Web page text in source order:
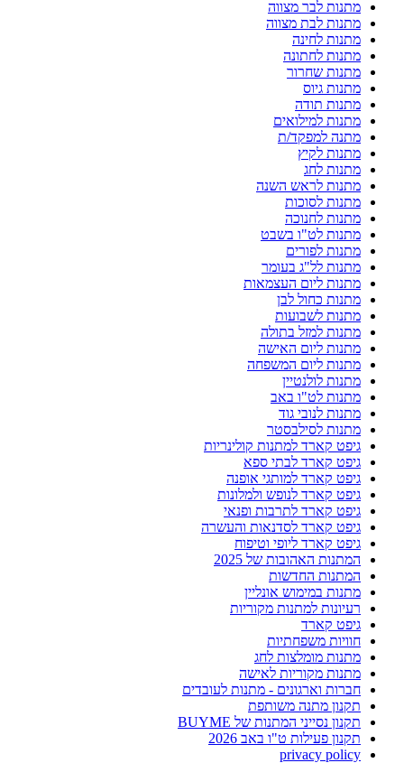
מתנות לבר מצווה
מתנות לבת מצווה
מתנות לחינה
מתנות לחתונה
מתנות שחרור
מתנות גיוס
מתנות תודה
מתנות למילואים
מתנה למפקד/ת
מתנות לקיץ
מתנות לחג
מתנות לראש השנה
מתנות לסוכות
מתנות לחנוכה
מתנות לט"ו בשבט
מתנות לפורים
מתנות לל"ג בעומר
מתנות ליום העצמאות
מתנות כחול לבן
מתנות לשבועות
מתנות למזל בתולה
מתנות ליום האישה
מתנות ליום המשפחה
מתנות לולנטיין
מתנות לט"ו באב
מתנות לנובי גוד
מתנות לסילבסטר
גיפט קארד למתנות קולינריות
גיפט קארד לבתי ספא
גיפט קארד למותגי אופנה
גיפט קארד לנופש ולמלונות
גיפט קארד לתרבות ופנאי
גיפט קארד לסדנאות והעשרה
גיפט קארד ליופי וטיפוח
המתנות האהובות של 2025
המתנות החדשות
מתנות במימוש אונליין
רעיונות למתנות מקוריות
גיפט קארד
חוויות משפחתיות
מתנות מומלצות לחג
מתנות מקוריות לאישה
חברות וארגונים - מתנות לעובדים
תקנון מתנה משותפת
תקנון נסייני המתנות של BUYME
תקנון פעילות ט"ו באב 2026
privacy policy